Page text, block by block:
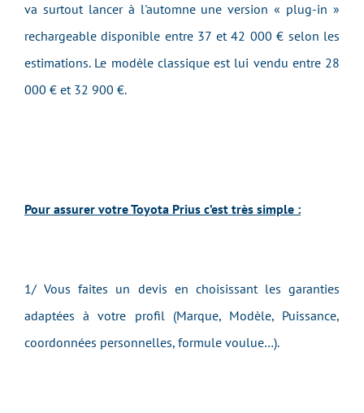
va surtout lancer à l'automne une version « plug-in »
rechargeable disponible entre 37 et 42 000 € selon les
estimations. Le modèle classique est lui vendu entre 28
000 € et 32 900 €.
Pour assurer votre Toyota Prius c’est très simple :
1/ Vous faites un devis en choisissant les garanties
adaptées à votre profil (Marque, Modèle, Puissance,
coordonnées personnelles, formule voulue…).